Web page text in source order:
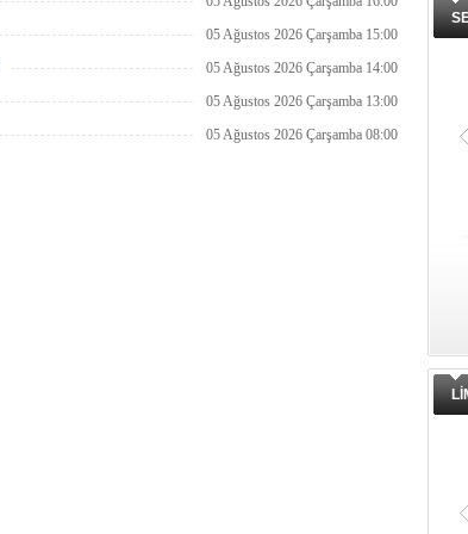
05 Ağustos 2026 Çarşamba 15:00
05 Ağustos 2026 Çarşamba 14:00
05 Ağustos 2026 Çarşamba 13:00
05 Ağustos 2026 Çarşamba 08:00